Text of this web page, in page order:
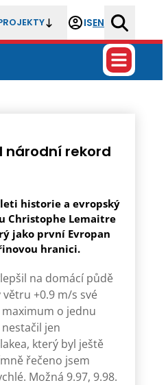
ISEN
národní rekord
historie a evropský
Christophe Lemaitre
jako první Evropan
hranici.
na domácí půdě
+0.9 m/s své
o jednu
jen
který byl ještě
řečeno jsem
Možná 9.97, 9.98.